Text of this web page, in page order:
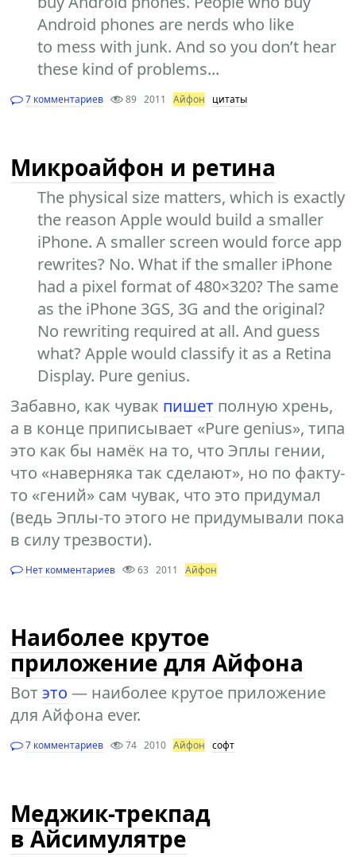
Android phones are nerds who like
to mess with junk. And so you don’t hear
these kind of problems...
7 комментариев 89 2011 Айфон цитаты
Микроайфон и ретина
The physical size matters, which is exactly
the reason Apple would build a smaller
iPhone. A smaller screen would force app
rewrites? No. What if the smaller iPhone
had a pixel format of 480×320? The same
as the iPhone 3GS, 3G and the original?
No rewriting required at all. And guess
what? Apple would classify it as a Retina
Display. Pure genius.
Забавно, как чувак пишет полную хрень,
а в конце приписывает «Pure genius», типа
это как бы намёк на то, что Эплы гении,
что «наверняка так сделают», но по факту-
то «гений» сам чувак, что это придумал
(ведь Эплы-то этого не придумывали пока
в силу трезвости).
Нет комментариев 63 2011 Айфон
Наиболее крутое
приложение для Айфона
Вотэто — наиболее крутое приложение
для Айфона ever.
7 комментариев 74 2010 Айфон софт
Меджик-трекпад
в Айсимулятре